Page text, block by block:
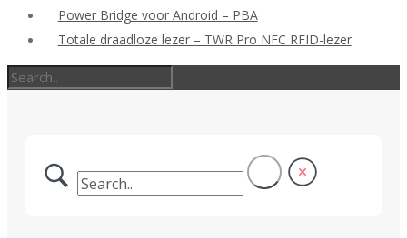
Power Bridge voor Android – PBA
Totale draadloze lezer – TWR Pro NFC RFID-lezer